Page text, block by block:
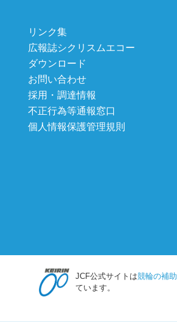
リンク集
広報誌シクリスムエコー
ダウンロード
お問い合わせ
採用・調達情報
不正行為等通報窓口
個人情報保護管理規則
JCF公式サイトは競輪の補助
ています。